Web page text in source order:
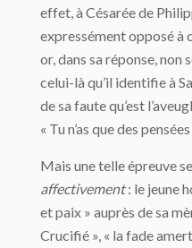
effet, à Césarée de
expressément opposé à
or, dans sa réponse,
celui-là qu’il identifie à
de sa faute qu’est
« Tu n’as que des
Mais une telle épreuve
affectivement: le jeune
et paix » auprès de sa
Crucifié », « la fade